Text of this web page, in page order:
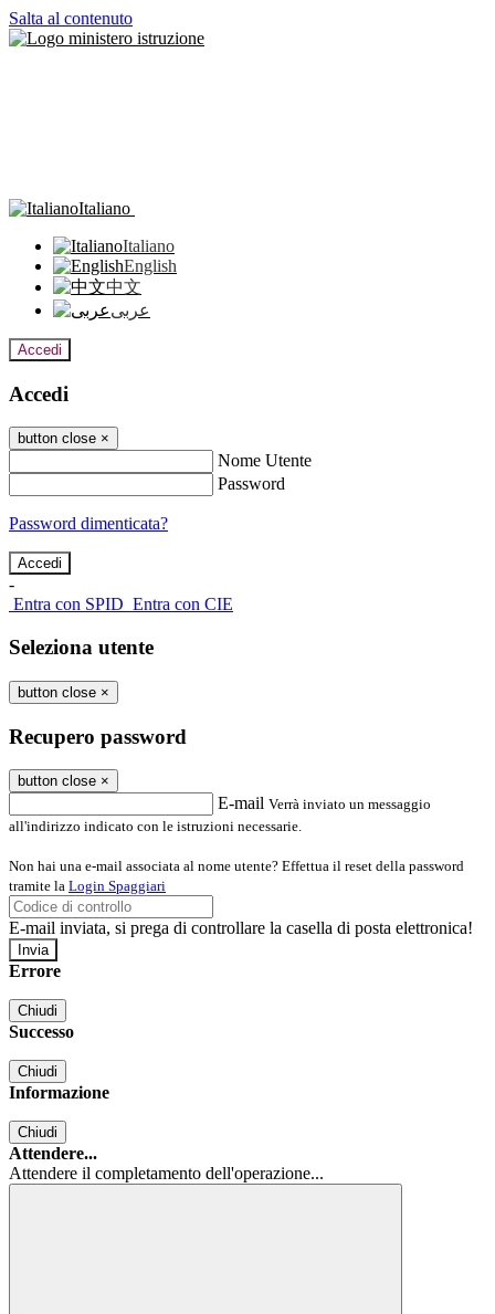
Salta al contenuto
Italiano
Italiano
English
中文
عربى
Accedi
Accedi
button close ×
Nome Utente
Password
Password dimenticata?
-
Entra con SPID Entra con CIE
Seleziona utente
button close ×
Recupero password
button close ×
E-mail Verrà inviato un messaggio
all'indirizzo indicato con le istruzioni necessarie.
Non hai una e-mail associata al nome utente? Effettua il reset della password
tramite la Login Spaggiari
E-mail inviata, si prega di controllare la casella di posta elettronica!
Errore
Chiudi
Successo
Chiudi
Informazione
Chiudi
Attendere...
Attendere il completamento dell'operazione...